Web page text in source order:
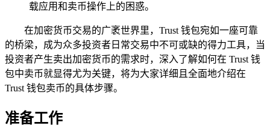
载应用和卖币操作上的困惑。
在加密货币交易的广袤世界里，Trust 钱包宛如一座可靠
的桥梁，成为众多投资者日常交易中不可或缺的得力工具，当
投资者产生卖出加密货币的需求时，深入了解如何在 Trust 钱
包中卖币就显得尤为关键，将为大家详细且全面地介绍在
Trust 钱包卖币的具体步骤。
准备工作